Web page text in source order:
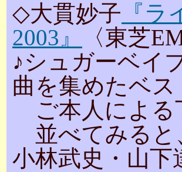
◇大貫妙子 『
2003』
〈東芝
♪シュガーベイ
曲を集めたベ
ご本人による
並べてみると
小林武史・山下